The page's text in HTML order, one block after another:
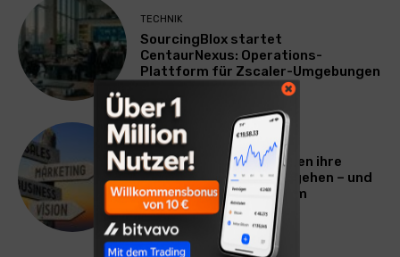
TECHNIK
SourcingBlox startet
CentaurNexus: Operations-
Plattform für Zscaler-Umgebungen
WERBUNG & MARKETING
Warum viele Unternehmen ihre
Vermarktung falsch angehen – und
warum das ihr Wachstum
ausbremst